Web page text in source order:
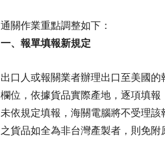
通關作業重點調整如下：
一、報單填報新規定
出口人或報關業者辦理出口至美國的
欄位，依據貨品實際產地，逐項填
未依規定填報，海關電腦將不受理
之貨品如全為非台灣產製者，則免附